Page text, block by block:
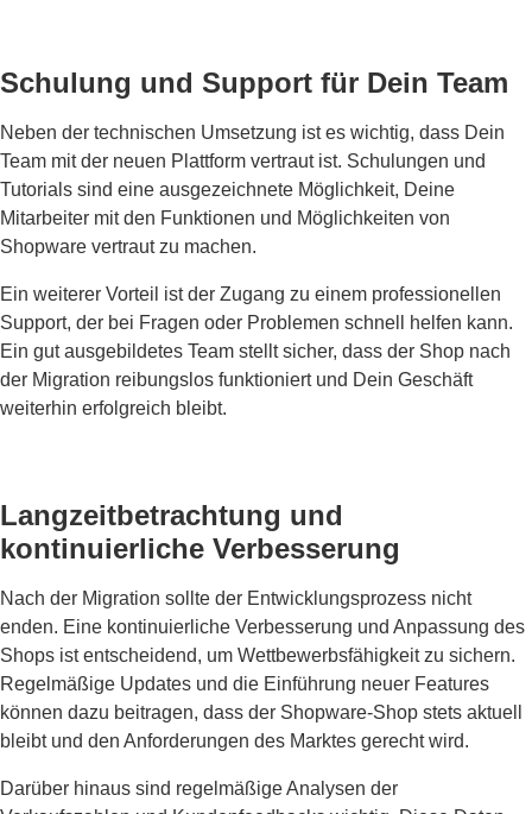
Schulung und Support für Dein Team
Neben der technischen Umsetzung ist es wichtig, dass Dein
Team mit der neuen Plattform vertraut ist. Schulungen und
Tutorials sind eine ausgezeichnete Möglichkeit, Deine
Mitarbeiter mit den Funktionen und Möglichkeiten von
Shopware vertraut zu machen.
Ein weiterer Vorteil ist der Zugang zu einem professionellen
Support, der bei Fragen oder Problemen schnell helfen kann.
Ein gut ausgebildetes Team stellt sicher, dass der Shop nach
der Migration reibungslos funktioniert und Dein Geschäft
weiterhin erfolgreich bleibt.
Langzeitbetrachtung und
kontinuierliche Verbesserung
Nach der Migration sollte der Entwicklungsprozess nicht
enden. Eine kontinuierliche Verbesserung und Anpassung des
Shops ist entscheidend, um Wettbewerbsfähigkeit zu sichern.
Regelmäßige Updates und die Einführung neuer Features
können dazu beitragen, dass der Shopware-Shop stets aktuell
bleibt und den Anforderungen des Marktes gerecht wird.
Darüber hinaus sind regelmäßige Analysen der